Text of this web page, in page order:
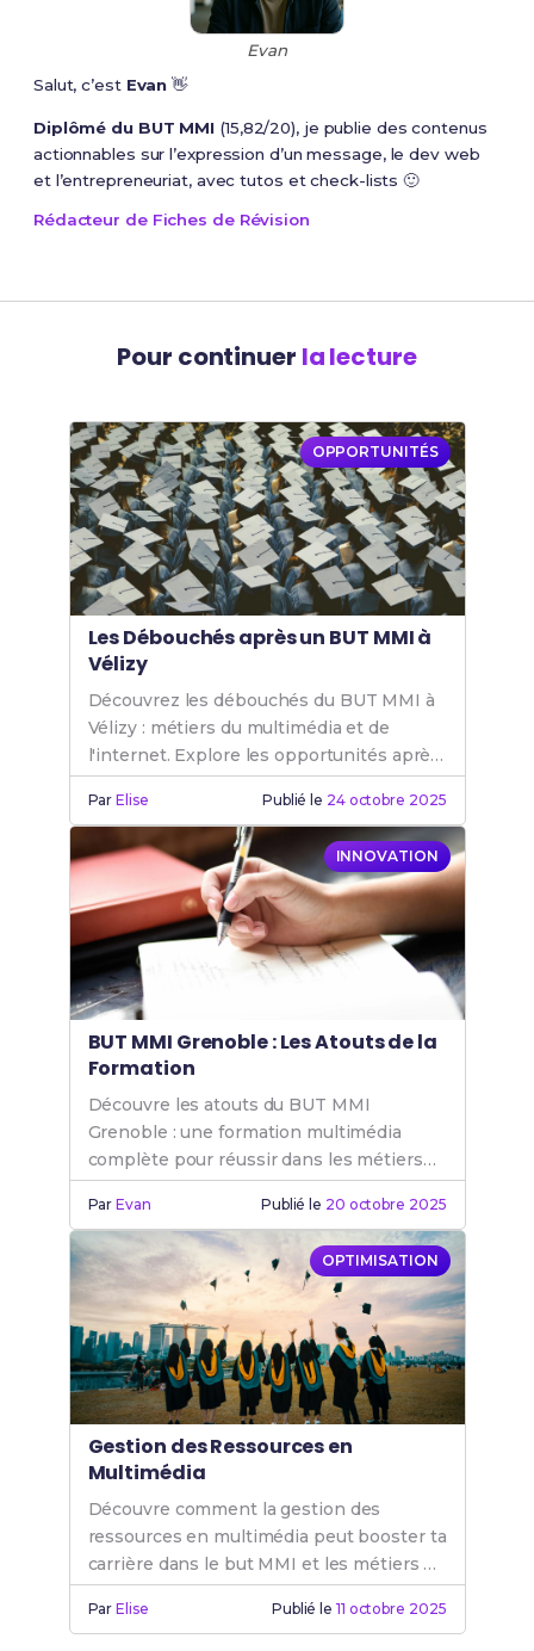
Evan
Salut, c’est Evan 👋
Diplômé du BUT MMI (15,82/20), je publie des contenus
actionnables sur l’expression d’un message, le dev web
et l’entrepreneuriat, avec tutos et check-lists 🙂
Rédacteur de Fiches de Révision
Pour continuer la lecture
OPPORTUNITÉS
Les Débouchés après un BUT MMI à
Vélizy
Découvrez les débouchés du BUT MMI à
Vélizy : métiers du multimédia et de
l'internet. Explore les opportunités après
un BUT MMI pour ta carrière.
ParElise Publié le 24 octobre 2025
INNOVATION
BUT MMI Grenoble : Les Atouts de la
Formation
Découvre les atouts du BUT MMI
Grenoble : une formation multimédia
complète pour réussir dans les métiers
de l'internet et du digital. Rejoins le BUT
MMI.
ParEvan Publié le 20 octobre 2025
OPTIMISATION
Gestion des Ressources en
Multimédia
Découvre comment la gestion des
ressources en multimédia peut booster ta
carrière dans le but MMI et les métiers de
l'internet.
ParElise Publié le 11 octobre 2025